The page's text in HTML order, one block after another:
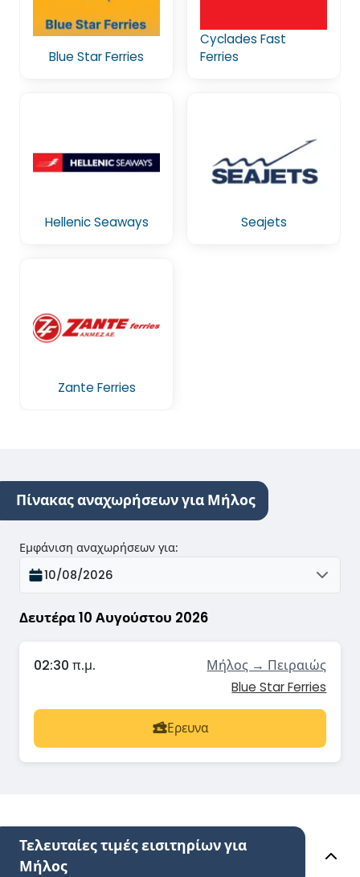
Blue Star Ferries
Cyclades Fast
Ferries
Hellenic Seaways Seajets
Zante Ferries
Πίνακας αναχωρήσεων για Μήλος
Δευτέρα 10 Αυγούστου 2026
Εμφάνιση αναχωρήσεων για:
10/08/2026
02:30 π.μ. Μήλος → Πειραιώς
Blue Star Ferries
Ερευνα
Τελευταίες τιμές εισιτηρίων για
Μήλος